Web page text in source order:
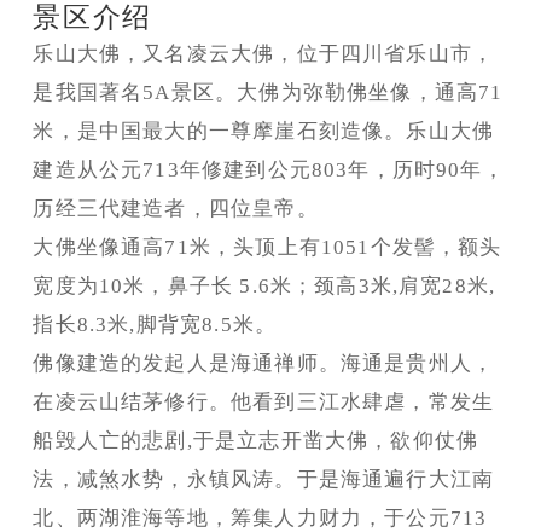
景区介绍
乐山大佛，又名凌云大佛，位于四川省乐山市，
是我国著名5A景区。大佛为弥勒佛坐像，通高71
米，是中国最大的一尊摩崖石刻造像。乐山大佛
建造从公元713年修建到公元803年，历时90年，
历经三代建造者，四位皇帝。
大佛坐像通高71米，头顶上有1051个发髻，额头
宽度为10米，鼻子长 5.6米；颈高3米,肩宽28米,
指长8.3米,脚背宽8.5米。
佛像建造的发起人是海通禅师。海通是贵州人，
在凌云山结茅修行。他看到三江水肆虐，常发生
船毁人亡的悲剧,于是立志开凿大佛，欲仰仗佛
法，减煞水势，永镇风涛。于是海通遍行大江南
北、两湖淮海等地，筹集人力财力，于公元713